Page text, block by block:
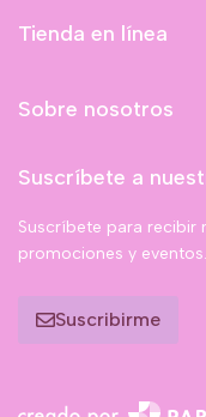
Tienda en línea
Sobre nosotros
Suscríbete a
Suscríbete para recibir
promociones y eventos.
Suscribirme